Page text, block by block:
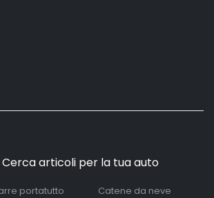
Cerca articoli per la tua auto
portatutto
Catene da neve